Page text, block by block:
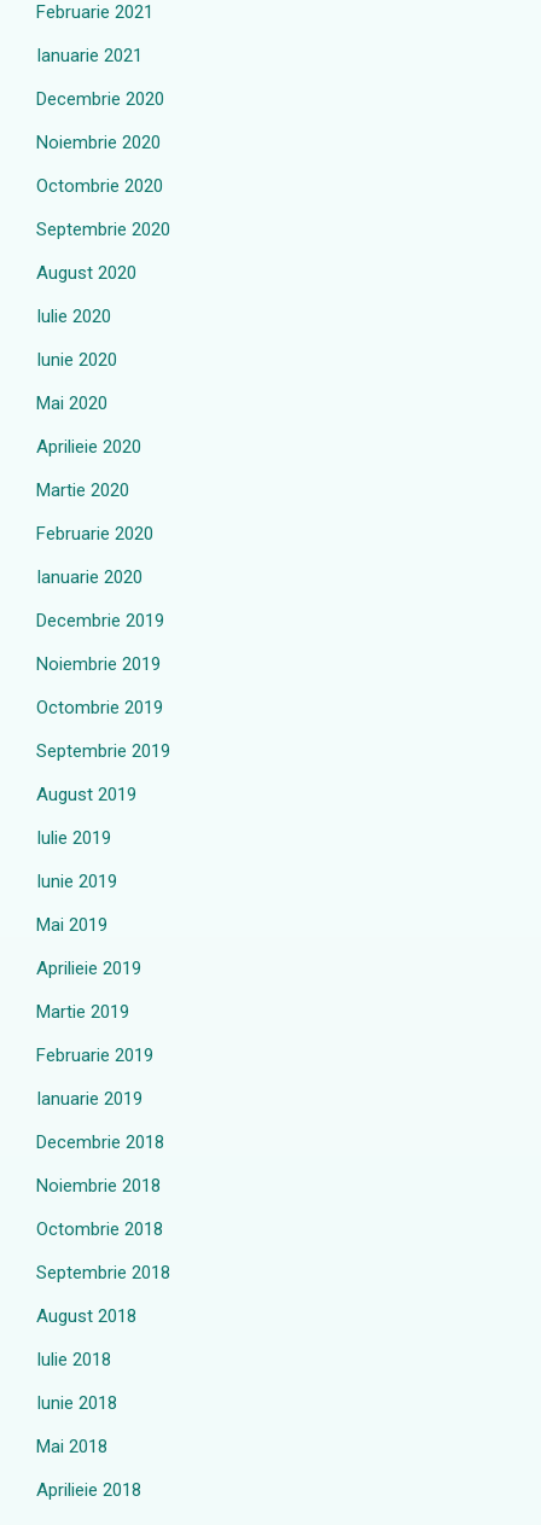
Februarie 2021
Ianuarie 2021
Decembrie 2020
Noiembrie 2020
Octombrie 2020
Septembrie 2020
August 2020
Iulie 2020
Iunie 2020
Mai 2020
Aprilieie 2020
Martie 2020
Februarie 2020
Ianuarie 2020
Decembrie 2019
Noiembrie 2019
Octombrie 2019
Septembrie 2019
August 2019
Iulie 2019
Iunie 2019
Mai 2019
Aprilieie 2019
Martie 2019
Februarie 2019
Ianuarie 2019
Decembrie 2018
Noiembrie 2018
Octombrie 2018
Septembrie 2018
August 2018
Iulie 2018
Iunie 2018
Mai 2018
Aprilieie 2018